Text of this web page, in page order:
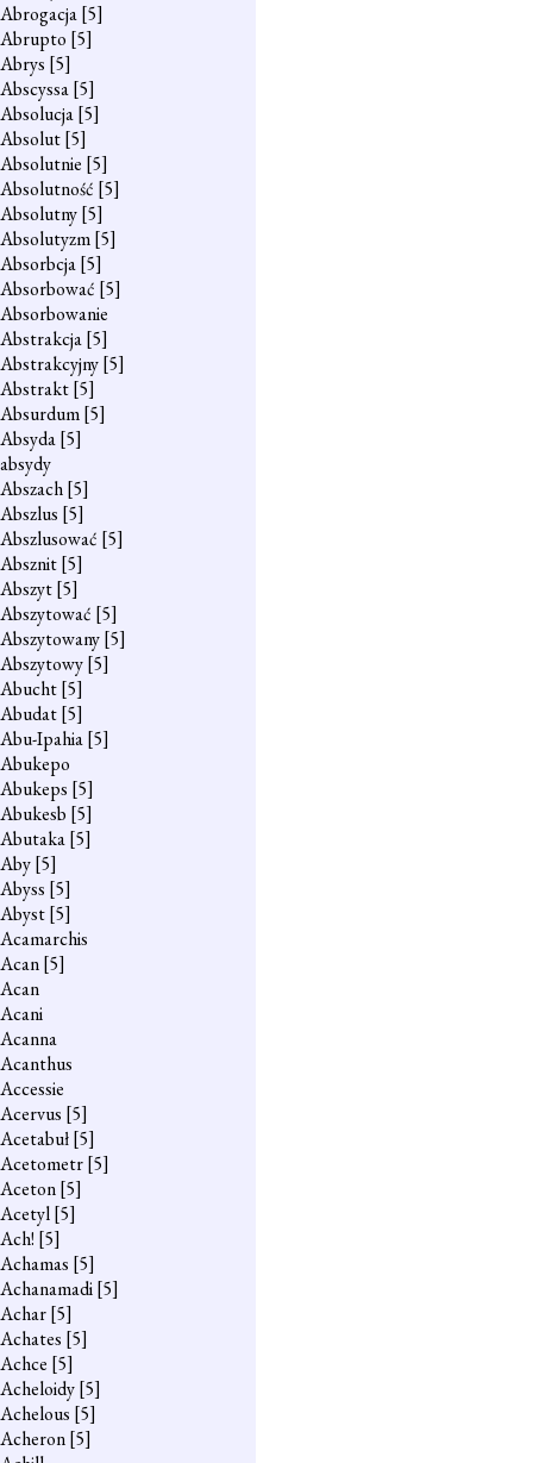
Abrogacja[5]
Abrupto [5]
Abrys [5]
Abscyssa[5]
Absolucja[5]
Absolut[5]
Absolutnie [5]
Absolutność [5]
Absolutny[5]
Absolutyzm[5]
Absorbcja[5]
Absorbować [5]
Absorbowanie
Abstrakcja[5]
Abstrakcyjny[5]
Abstrakt[5]
Absurdum[5]
Absyda[5]
absydy
Abszach[5]
Abszlus [5]
Abszlusować [5]
Absznit[5]
Abszyt[5]
Abszytować [5]
Abszytowany[5]
Abszytowy[5]
Abucht[5]
Abudat[5]
Abu-Ipahia[5]
Abukepo
Abukeps [5]
Abukesb [5]
Abutaka[5]
Aby[5]
Abyss [5]
Abyst[5]
Acamarchis
Acan[5]
Acan
Acani
Acanna
Acanthus
Accessie
Acervus [5]
Acetabuł[5]
Acetometr[5]
Aceton[5]
Acetyl[5]
Ach! [5]
Achamas [5]
Achanamadi[5]
Achar[5]
Achates [5]
Achce [5]
Acheloidy[5]
Achelous [5]
Acheron[5]